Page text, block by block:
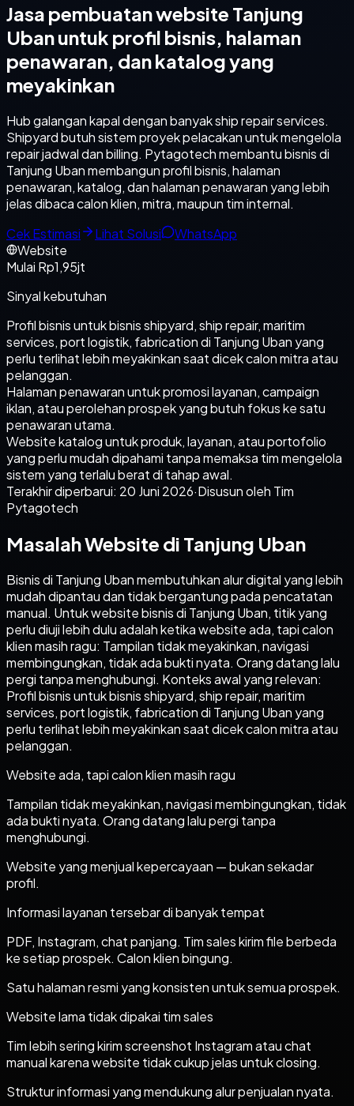
Jasa pembuatan website Tanjung
Uban untuk profil bisnis, halaman
penawaran, dan katalog yang
meyakinkan
Hub galangan kapal dengan banyak ship repair services.
Shipyard butuh sistem proyek pelacakan untuk mengelola
repair jadwal dan billing. Pytagotech membantu bisnis di
Tanjung Uban membangun profil bisnis, halaman
penawaran, katalog, dan halaman penawaran yang lebih
jelas dibaca calon klien, mitra, maupun tim internal.
Cek Estimasi
Lihat Solusi
WhatsApp
Website
Mulai Rp1,95jt
Sinyal kebutuhan
Profil bisnis untuk bisnis shipyard, ship repair, maritim
services, port logistik, fabrication di Tanjung Uban yang
perlu terlihat lebih meyakinkan saat dicek calon mitra atau
pelanggan.
Halaman penawaran untuk promosi layanan, campaign
iklan, atau perolehan prospek yang butuh fokus ke satu
penawaran utama.
Website katalog untuk produk, layanan, atau portofolio
yang perlu mudah dipahami tanpa memaksa tim mengelola
sistem yang terlalu berat di tahap awal.
Terakhir diperbarui: 20 Juni 2026·Disusun oleh Tim
Pytagotech
Masalah Website di Tanjung Uban
Bisnis di Tanjung Uban membutuhkan alur digital yang lebih
mudah dipantau dan tidak bergantung pada pencatatan
manual. Untuk website bisnis di Tanjung Uban, titik yang
perlu diuji lebih dulu adalah ketika website ada, tapi calon
klien masih ragu: Tampilan tidak meyakinkan, navigasi
membingungkan, tidak ada bukti nyata. Orang datang lalu
pergi tanpa menghubungi. Konteks awal yang relevan:
Profil bisnis untuk bisnis shipyard, ship repair, maritim
services, port logistik, fabrication di Tanjung Uban yang
perlu terlihat lebih meyakinkan saat dicek calon mitra atau
pelanggan.
Website ada, tapi calon klien masih ragu
Tampilan tidak meyakinkan, navigasi membingungkan, tidak
ada bukti nyata. Orang datang lalu pergi tanpa
menghubungi.
Website yang menjual kepercayaan — bukan sekadar
profil.
Informasi layanan tersebar di banyak tempat
PDF, Instagram, chat panjang. Tim sales kirim file berbeda
ke setiap prospek. Calon klien bingung.
Satu halaman resmi yang konsisten untuk semua prospek.
Website lama tidak dipakai tim sales
Tim lebih sering kirim screenshot Instagram atau chat
manual karena website tidak cukup jelas untuk closing.
Struktur informasi yang mendukung alur penjualan nyata.